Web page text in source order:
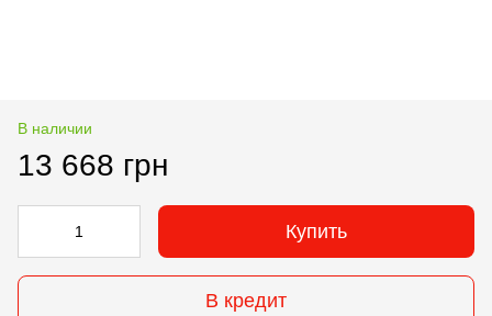
В наличии
13 668 грн
Купить
В кредит